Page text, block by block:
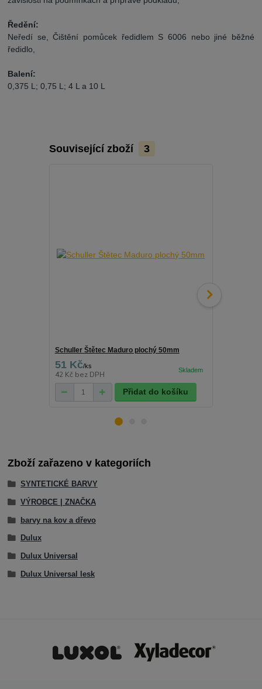
Ředění:
Neředí se, Čištění pomůcek ředidlem S 6006 nebo jiné běžné
ředidlo,
Balení:
0,375 L; 0,75 L; 4 L a 10 L
Související zboží 3
Schuller Štětec Maduro plochý 50mm
51 Kč/ks
42 Kč bez DPH
Přidat do košíku
Zboží zařazeno v kategoriích
SYNTETICKÉ BARVY
VÝROBCE | ZNAČKA
barvy na kov a dřevo
Dulux
Dulux Universal
Dulux Universal lesk